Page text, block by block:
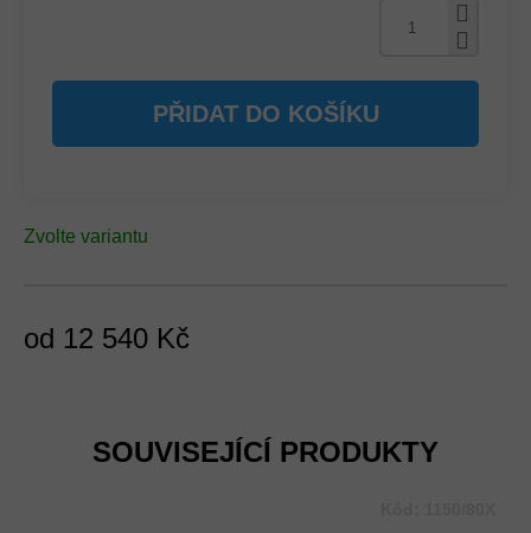
od 12 540 Kč
Zvolte variantu
PŘIDAT DO KOŠÍKU
SOUVISEJÍCÍ PRODUKTY